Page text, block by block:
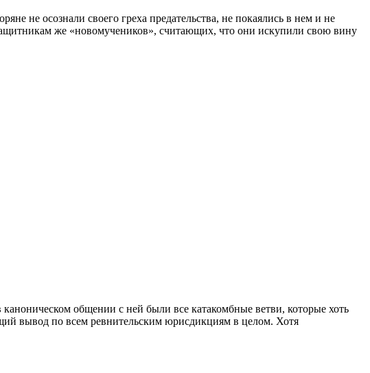
не осознали своего греха предательства, не покаялись в нем и не
же «новомучеников», считающих, что они искупили свою вину
общении с ней были все катакомбные ветви, которые хоть
вывод по всем ревнительским юрисдикциям в целом. Хотя